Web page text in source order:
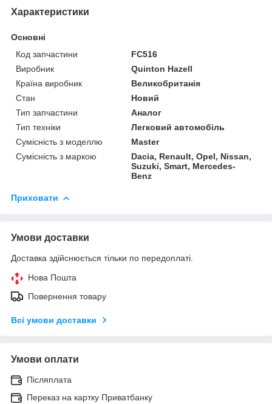
Характеристики
Основні
Код запчастини
FC516
Виробник
Quinton Hazell
Країна виробник
Великобританія
Стан
Новий
Тип запчастини
Аналог
Тип техніки
Легковий автомобіль
Сумісність з моделлю
Master
Сумісність з маркою
Dacia, Renault, Opel, Nissan,
Suzuki, Smart, Mercedes-
Benz
Приховати
Умови доставки
Доставка здійснюється тільки по передоплаті.
Нова Пошта
Повернення товару
Всі умови доставки
Умови оплати
Післяплата
Переказ на картку Приватбанку